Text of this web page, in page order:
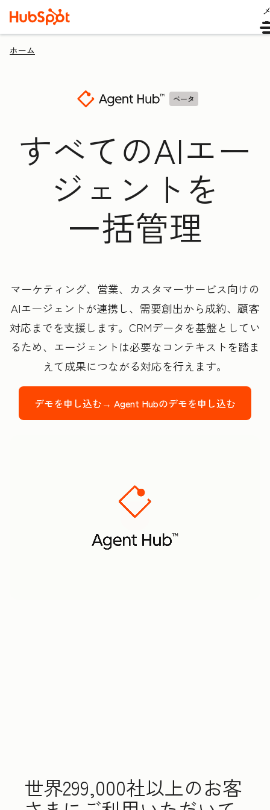
ホーム
ベータ
すべてのAIエー
ジェントを
一括管理
マーケティング、営業、カスタマーサービス向けの
AIエージェントが連携し、需要創出から成約、顧客
対応までを支援します。CRMデータを基盤としてい
るため、エージェントは必要なコンテキストを踏ま
えて成果につながる対応を行えます。
デモを申し込む→ Agent Hubのデモを申し込む
世界299,000社以上のお客